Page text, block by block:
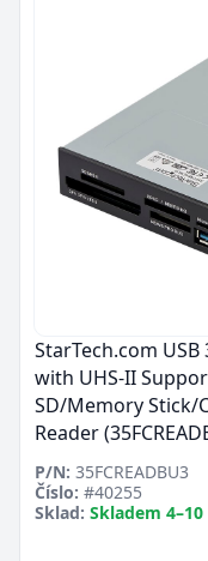
StarTech.com
with UHS-II
SD/Memory Stick/
Reader
P/N: 35FCREADBU3
Číslo: #40255
Sklad: Skladem